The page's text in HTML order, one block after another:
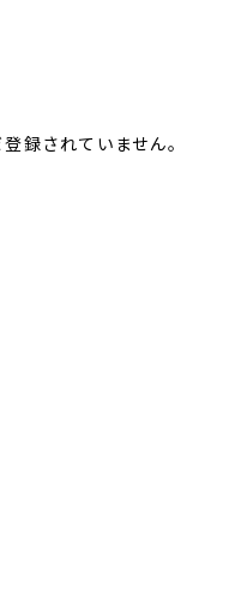
録されていません。